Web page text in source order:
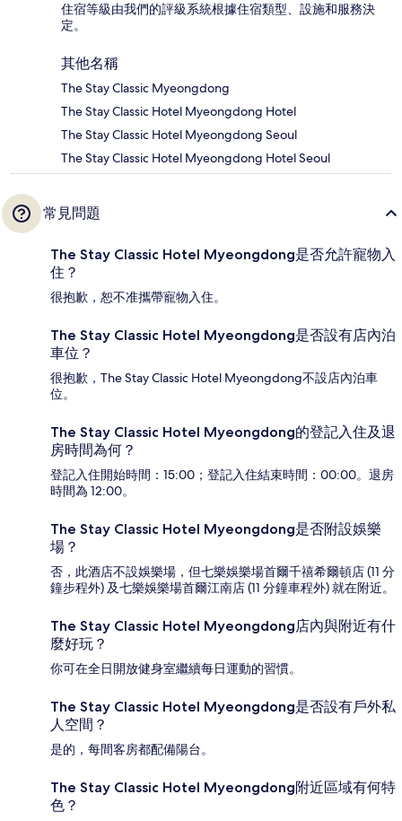
住宿等級由我們的評級系統根據住宿類型、設施和服務決
定。
其他名稱
The Stay Classic Myeongdong
The Stay Classic Hotel Myeongdong Hotel
The Stay Classic Hotel Myeongdong Seoul
The Stay Classic Hotel Myeongdong Hotel Seoul
常見問題
The Stay Classic Hotel Myeongdong是否允許寵物入
住？
很抱歉，恕不准攜帶寵物入住。
The Stay Classic Hotel Myeongdong是否設有店內泊
車位？
很抱歉，The Stay Classic Hotel Myeongdong不設店內泊車
位。
The Stay Classic Hotel Myeongdong的登記入住及退
房時間為何？
登記入住開始時間：15:00；登記入住結束時間：00:00。退房
時間為 12:00。
The Stay Classic Hotel Myeongdong是否附設娛樂
場？
否，此酒店不設娛樂場，但七樂娛樂場首爾千禧希爾頓店 (11 分
鐘步程外) 及七樂娛樂場首爾江南店 (11 分鐘車程外) 就在附近。
The Stay Classic Hotel Myeongdong店內與附近有什
麼好玩？
你可在全日開放健身室繼續每日運動的習慣。
The Stay Classic Hotel Myeongdong是否設有戶外私
人空間？
是的，每間客房都配備陽台。
The Stay Classic Hotel Myeongdong附近區域有何特
色？